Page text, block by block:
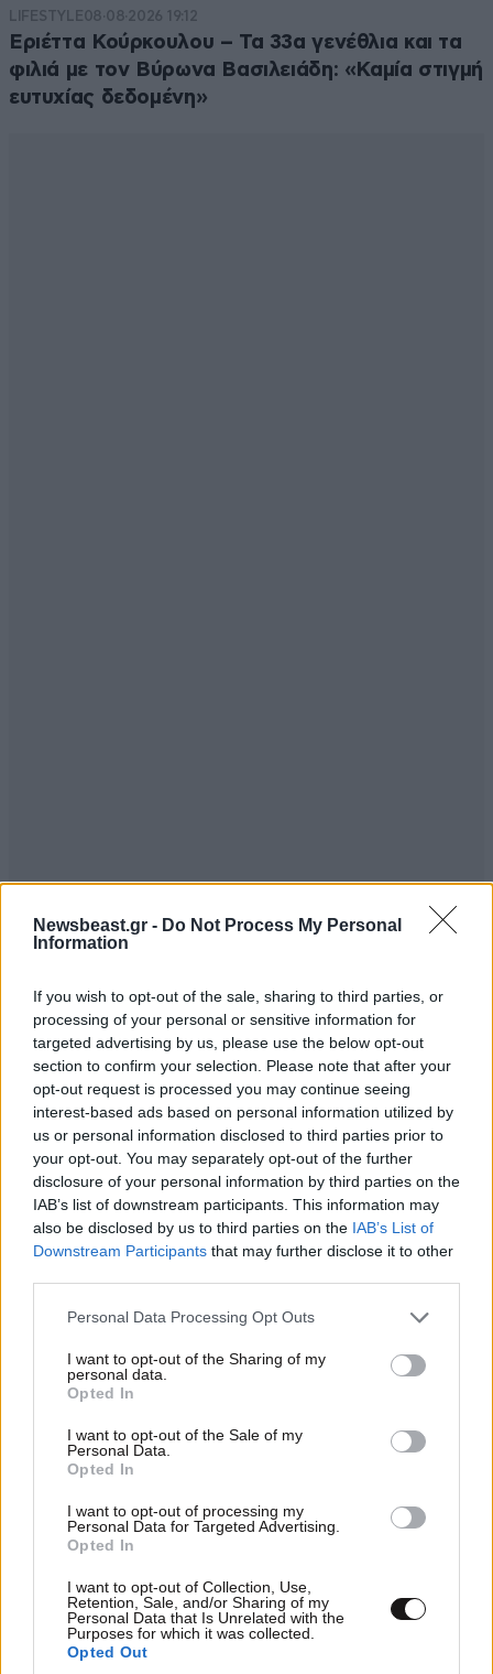
Newsbeast.gr - Do Not Process My Personal
Information
If you wish to opt-out of the sale, sharing to third parties, or
processing of your personal or sensitive information for
targeted advertising by us, please use the below opt-out
section to confirm your selection. Please note that after your
opt-out request is processed you may continue seeing
interest-based ads based on personal information utilized by
us or personal information disclosed to third parties prior to
your opt-out. You may separately opt-out of the further
disclosure of your personal information by third parties on the
IAB’s list of downstream participants. This information may
also be disclosed by us to third parties on the IAB’s List of
Downstream Participants that may further disclose it to other
Please note that this website/app uses one or more Google
not limited to your visit or usage behaviour. You may click to
grant or deny consent to Google and its third-party tags to
use your data for below specified purposes in below Google
consent section.
Personal Data Processing Opt Outs
I want to opt-out of the Sharing of my
personal data.
Opted In
I want to opt-out of the Sale of my
Personal Data.
Opted In
I want to opt-out of processing my
Personal Data for Targeted Advertising.
Opted In
I want to opt-out of Collection, Use,
Retention, Sale, and/or Sharing of my
Personal Data that Is Unrelated with the
Purposes for which it was collected.
Opted Out
LIFESTYLE08·08·2026 19:12
Εριέττα Κούρκουλου – Τα 33α γενέθλια και τα
φιλιά με τον Βύρωνα Βασιλειάδη: «Καμία στιγμή
ευτυχίας δεδομένη»
FITNESS09·08·2026 09:30
Οι 5 ασκήσεις που πρέπει να κάνετε για μια ζωή